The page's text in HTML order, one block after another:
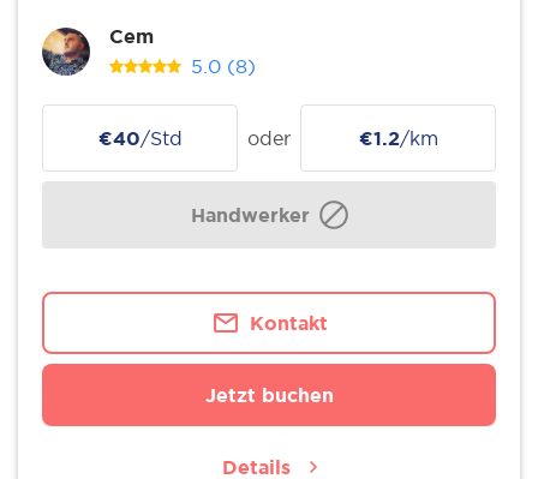
Cem
5.0 (8)
€40/Std oder €1.2/km
Handwerker
Kontakt
Jetzt buchen
Details